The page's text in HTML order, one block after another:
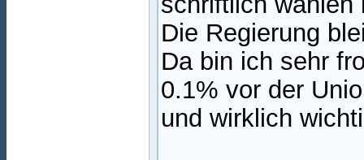
Die Regierung
Da bin ich sehr
0.1% vor der
und wirklich